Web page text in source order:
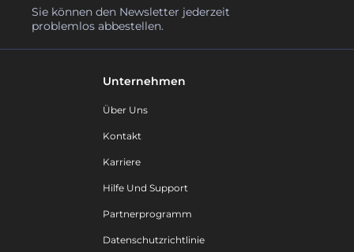
Sie können den Newsletter jederzeit
problemlos abbestellen.
Unternehmen
Über Uns
Kontakt
Karriere
Hilfe Und Support
Partnerprogramm
Datenschutzrichtlinie